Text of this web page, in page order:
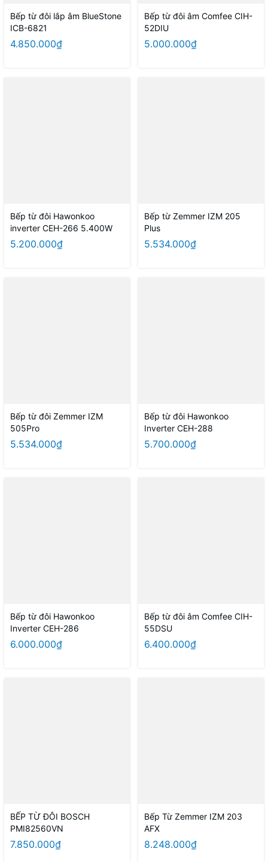
Bếp từ đôi lắp âm BlueStone
ICB-6821
4.850.000₫
Bếp từ đôi âm Comfee CIH-
52DIU
5.000.000₫
Bếp từ đôi Hawonkoo
inverter CEH-266 5.400W
5.200.000₫
Bếp từ Zemmer IZM 205
Plus
5.534.000₫
Bếp từ đôi Zemmer IZM
505Pro
5.534.000₫
Bếp từ đôi Hawonkoo
Inverter CEH-288
5.700.000₫
Bếp từ đôi Hawonkoo
Inverter CEH-286
6.000.000₫
Bếp từ đôi âm Comfee CIH-
55DSU
6.400.000₫
BẾP TỪ ĐÔI BOSCH
PMI82560VN
7.850.000₫
Bếp Từ Zemmer IZM 203
AFX
8.248.000₫